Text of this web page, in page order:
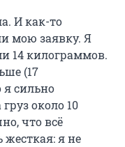
И как-то
мою заявку. Я
килограммов.
(17
я сильно
около 10
что всё
я не